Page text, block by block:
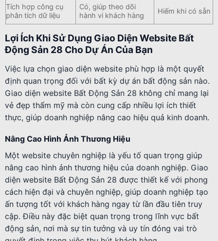
Tích hợp công cụ
phân tích dữ liệu
Có, giúp theo dõi
hành vi khách hàng
Hiếm khi có sẵn
Lợi Ích Khi Sử Dụng Giao Diện Website Bất
Động Sản 28 Cho Dự Án Của Bạn
Việc lựa chọn giao diện website phù hợp là một quyết
định quan trọng đối với bất kỳ dự án bất động sản nào.
Giao diện website Bất Động Sản 28 không chỉ mang lại
vẻ đẹp thẩm mỹ mà còn cung cấp nhiều lợi ích thiết
thực, giúp doanh nghiệp nâng cao hiệu quả kinh doanh.
Nâng Cao Hình Ảnh Thương Hiệu
Một website chuyên nghiệp là yếu tố quan trọng giúp
nâng cao hình ảnh thương hiệu của doanh nghiệp. Giao
diện website Bất Động Sản 28 được thiết kế với phong
cách hiện đại và chuyên nghiệp, giúp doanh nghiệp tạo
ấn tượng tốt với khách hàng ngay từ lần đầu tiên truy
cập. Điều này đặc biệt quan trọng trong lĩnh vực bất
động sản, nơi mà sự tin tưởng và uy tín đóng vai trò